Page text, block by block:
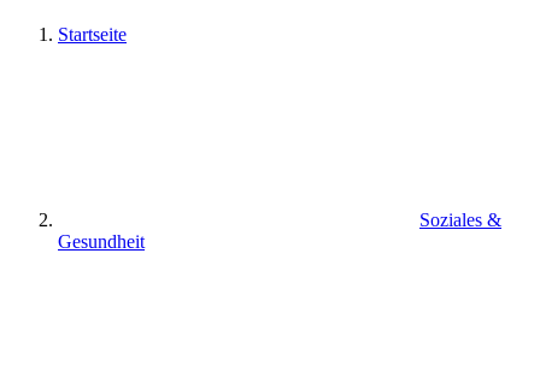
Startseite
Soziales &
Gesundheit